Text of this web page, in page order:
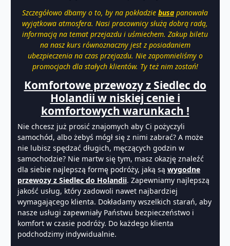
Szczegółowo dbamy o to, by na pokładzie busa panowała
wyjątkowa atmosfera. Nasi pracownicy służą dobrą radą,
informacją na temat przejazdu i uśmiechem. Zakup biletu
na nasz kurs równoznaczny jest z posiadaniem
ubezpieczenia na czas przejazdu. Nie zapomnieliśmy o
promocjach dla stałych klientów. Ty też nim zostań!
Komfortowe przewozy z Siedlec do
Holandii w niskiej cenie i
komfortowych warunkach !
Nie chcesz już prosić znajomych aby Ci pożyczyli
samochód, albo żebyś mógł się z nimi zabrać? A może
nie lubisz spędzać długich, męczących godzin w
samochodzie? Nie martw się tym, masz okazję znaleźć
dla siebie najlepszą formę podróży, jaką są wygodne
przewozy z Siedlec do Holandii. Zapewniamy najlepszą
jakość usług, który zadowoli nawet najbardziej
wymagającego klienta. Dokładamy wszelkich starań, aby
nasze usługi zapewniały Państwu bezpieczeństwo i
komfort w czasie podróży. Do każdego klienta
podchodzimy indywidualnie.